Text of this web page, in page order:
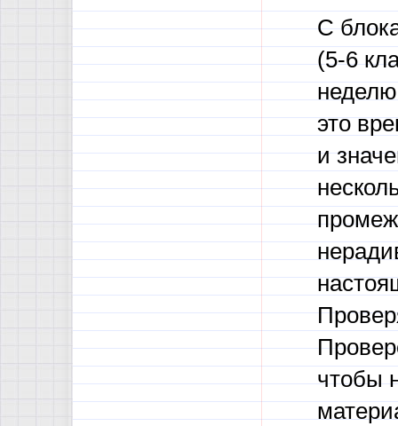
С
(5-6
это
и
чтобы